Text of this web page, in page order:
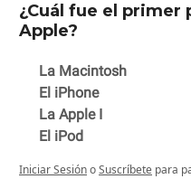
¿Cuál fue el primer
Apple?
La Macintosh
El iPhone
La Apple I
El iPod
Iniciar SesiónoSuscríbete para